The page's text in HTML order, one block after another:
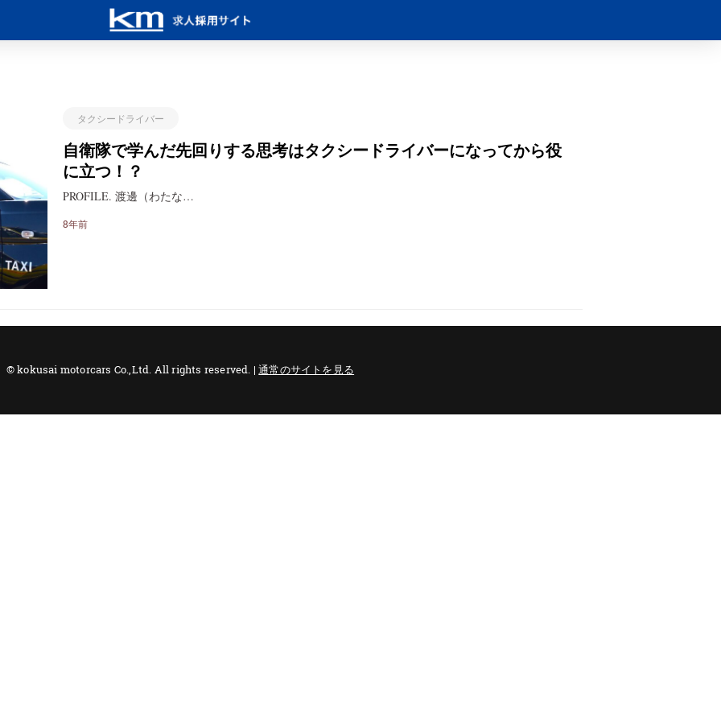
タクシードライバー
自衛隊で学んだ先回りする思考はタクシードライバーになってから役
に立つ！？
PROFILE. 渡邊（わたな…
8年前
© kokusai motorcars Co.,Ltd. All rights reserved. |通常のサイトを見る